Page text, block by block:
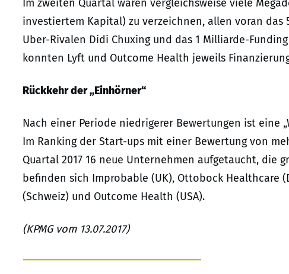
Im zweiten Quartal waren vergleichsweise viele
investiertem Kapital) zu verzeichnen, allen voran das
Uber-Rivalen Didi Chuxing und das 1 Milliarde-
konnten Lyft und Outcome Health jeweils
Rückkehr der „Einhörner“
Nach einer Periode niedrigerer Bewertungen ist eine
Im Ranking der Start-ups mit einer Bewertung von
Quartal 2017 16 neue Unternehmen aufgetaucht, die
befinden sich Improbable (UK), Ottobock Healthcare
(Schweiz) und Outcome Health (USA).
(KPMG vom 13.07.2017)